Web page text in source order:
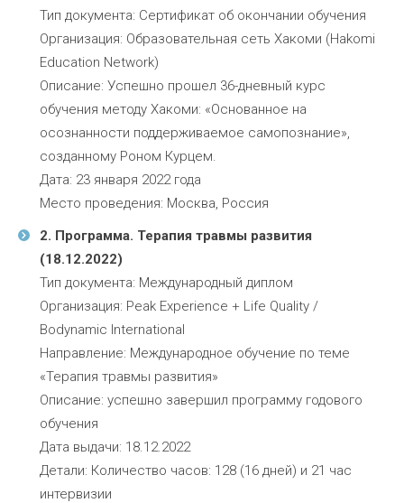
Тип документа: Сертификат об окончании обучения
Организация: Образовательная сеть Хакоми (Hakomi
Education Network)
Описание: Успешно прошел 36-дневный курс
обучения методу Хакоми: «Основанное на
осознанности поддерживаемое самопознание»,
созданному Роном Курцем.
Дата: 23 января 2022 года
Место проведения: Москва, Россия
2. Программа. Терапия травмы развития
(18.12.2022)
Тип документа: Международный диплом
Организация: Peak Experience + Life Quality /
Bodynamic International
Направление: Международное обучение по теме
«Терапия травмы развития»
Описание: успешно завершил программу годового
обучения
Дата выдачи: 18.12.2022
Детали: Количество часов: 128 (16 дней) и 21 час
интервизии